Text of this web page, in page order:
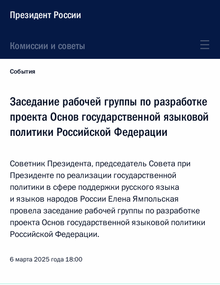
Президент России
Комиссии и советы
События
Заседание рабочей группы по разработке
проекта Основ государственной языковой
политики Российской Федерации
Советник Президента, председатель Совета при
Президенте по реализации государственной
политики в сфере поддержки русского языка
и языков народов России Елена Ямпольская
провела заседание рабочей группы по разработке
проекта Основ государственной языковой политики
Российской Федерации.
6 марта 2025 года 18:00